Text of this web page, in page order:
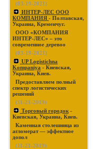
(03-19-2021)
ИНТЕР-ЛЕС ООО
КОМПАНИЯ - Полтавская,
Украина, Кременчуг.
ООО «КОМПАНИЯ
ИНТЕР-ЛЕС» – это
современное деревоо
(03-19-2021)
UP Logistichna
Kompaniya - Киевская,
Украина, Киев.
Предоставляем полный
спектр логистических
решений
(11-21-2019)
Торговый городок -
Киевская, Украина, Киев.
Каменная столешница из
агломерат — эффектное
допол
(11-21-2019)